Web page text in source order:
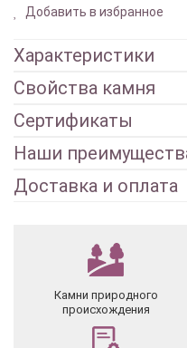
Добавить в избранное
Характеристики
Свойства камня
Сертификаты
Наши
Доставка и оплата
Камни природного
происхождения